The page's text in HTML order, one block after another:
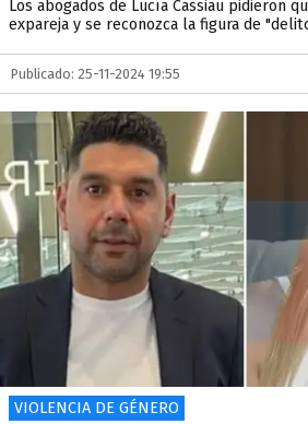
Los abogados de Lucía Cassiau pidieron
expareja y se reconozca la figura de
Publicado: 25-11-2024 19:55
VIOLENCIA DE GÉNERO